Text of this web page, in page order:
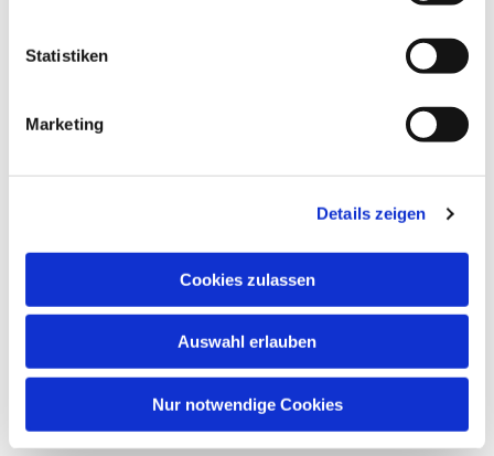
Statistiken
Marketing
Details zeigen
Cookies zulassen
Auswahl erlauben
Nur notwendige Cookies